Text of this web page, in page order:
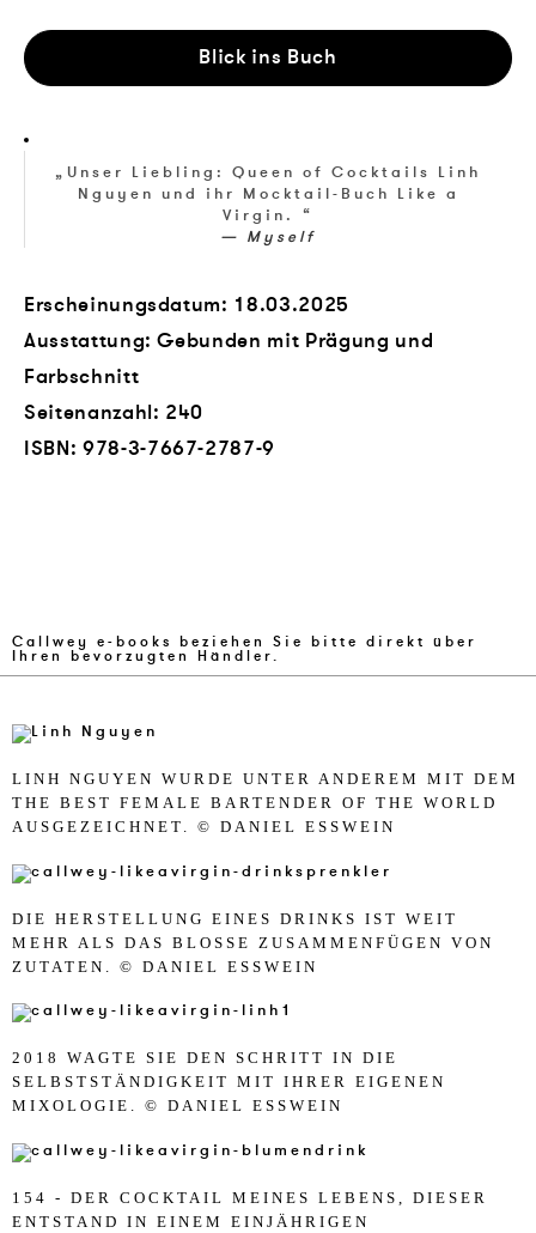
Blick ins Buch
„ Unser Liebling: Queen of Cocktails Linh
Nguyen und ihr Mocktail-Buch Like a
Virgin. “
Myself
Erscheinungsdatum: 18.03.2025
Ausstattung: Gebunden mit Prägung und
Farbschnitt
Seitenanzahl: 240
ISBN: 978-3-7667-2787-9
Callwey e-books beziehen Sie bitte direkt über
Ihren bevorzugten Händler.
LINH NGUYEN WURDE UNTER ANDEREM MIT DEM
THE BEST FEMALE BARTENDER OF THE WORLD
AUSGEZEICHNET. © DANIEL ESSWEIN
DIE HERSTELLUNG EINES DRINKS IST WEIT
MEHR ALS DAS BLOSSE ZUSAMMENFÜGEN VON Z
UTATEN. © DANIEL ESSWEIN
2018 WAGTE SIE DEN SCHRITT IN DIE
SELBSTSTÄNDIGKEIT MIT IHRER EIGENEN
MIXOLOGIE. © DANIEL ESSWEIN
154 - DER COCKTAIL MEINES LEBENS, DIESER
ENTSTAND IN EINEM EINJÄHRIGEN